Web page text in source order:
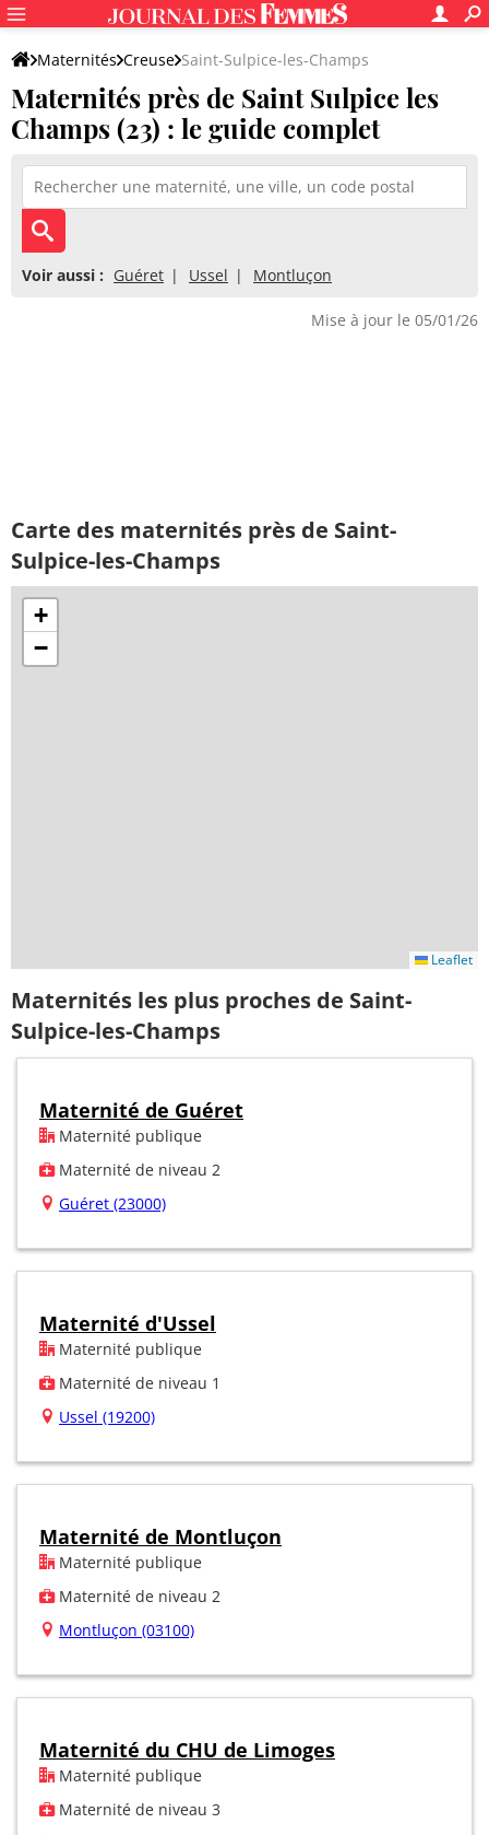
Maternités Creuse Saint-Sulpice-les-Champs
Maternités près de Saint Sulpice les
Champs (23) : le guide complet
Voir aussi : Guéret Ussel Montluçon
Mise à jour le 05/01/26
Carte des maternités près de Saint-
Sulpice-les-Champs
+
−
Leaflet
Maternités les plus proches de Saint-
Sulpice-les-Champs
Maternité de Guéret
Maternité publique
Maternité de niveau 2
Guéret (23000)
Maternité d'Ussel
Maternité publique
Maternité de niveau 1
Ussel (19200)
Maternité de Montluçon
Maternité publique
Maternité de niveau 2
Montluçon (03100)
Maternité du CHU de Limoges
Maternité publique
Maternité de niveau 3